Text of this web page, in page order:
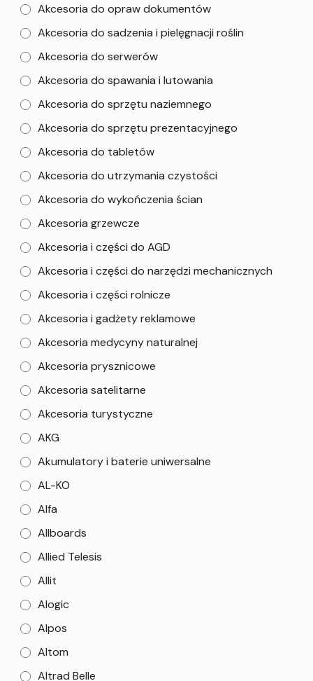
Akcesoria do opraw dokumentów
Akcesoria do sadzenia i pielęgnacji roślin
Akcesoria do serwerów
Akcesoria do spawania i lutowania
Akcesoria do sprzętu naziemnego
Akcesoria do sprzętu prezentacyjnego
Akcesoria do tabletów
Akcesoria do utrzymania czystości
Akcesoria do wykończenia ścian
Akcesoria grzewcze
Akcesoria i części do AGD
Akcesoria i części do narzędzi mechanicznych
Akcesoria i części rolnicze
Akcesoria i gadżety reklamowe
Akcesoria medycyny naturalnej
Akcesoria prysznicowe
Akcesoria satelitarne
Akcesoria turystyczne
AKG
Akumulatory i baterie uniwersalne
AL-KO
Alfa
Allboards
Allied Telesis
Allit
Alogic
Alpos
Altom
Altrad Belle